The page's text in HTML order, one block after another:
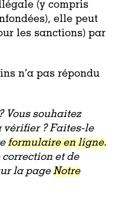
(y compris
elle peut
les sanctions) par
n’a pas répondu
Vous souhaitez
vérifier ? Faites-le
formulaire en ligne.
et de
la pageNotre